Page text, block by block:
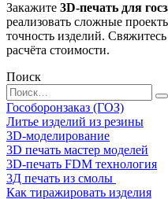
Закажите 3D-печать для
реализовать сложные
точность изделий.
расчёта стоимости.
Поиск
Search
for:
Гособоронзаказ (ГОЗ)
Литье изделий из резины
3D-моделирование
3D печать мастер моделей
3D-печать FDM технология
3Д печать из смолы
Как тиражировать изделия